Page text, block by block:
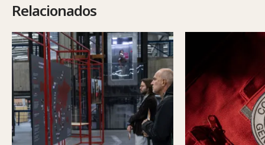
Relacionados